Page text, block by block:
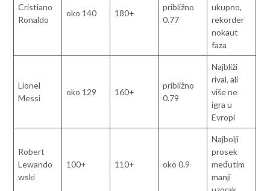
Cristiano
Ronaldo
oko 140 180+
približno
0.77
ukupno,
rekorder
nokaut
faza
Lionel
Messi
oko 129 160+
približno
0.79
Najbliži
rival, ali
više ne
igra u
Evropi
Robert
Lewando
wski
100+ 110+ oko 0.9
Najbolji
prosek
međutim
manji